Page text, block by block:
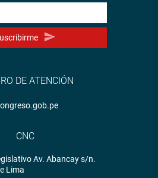
DE ATENCIÓN
CNC
Av. Abancay s/n.
Lima